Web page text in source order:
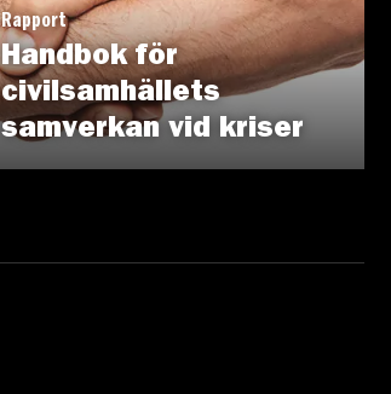
Rapport
Handbok för
civilsamhällets
samverkan vid kriser